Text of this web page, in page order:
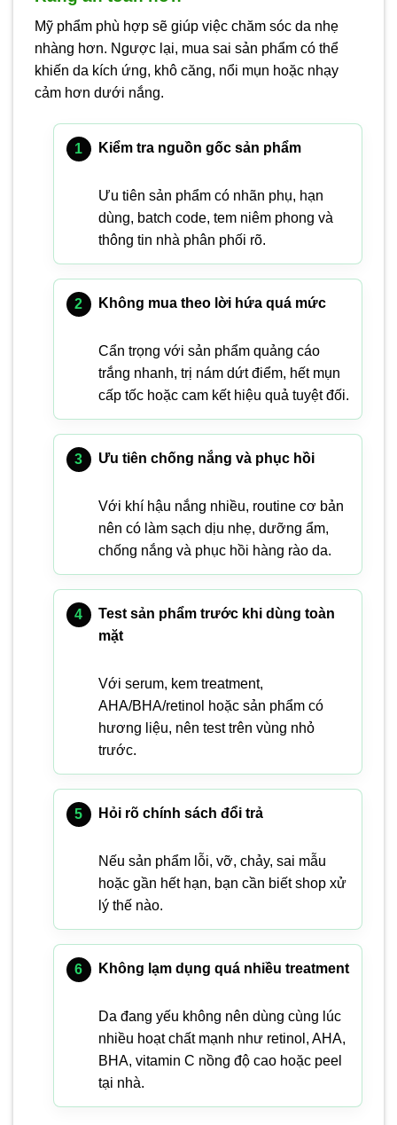
Mỹ phẩm phù hợp sẽ giúp việc chăm sóc da nhẹ
nhàng hơn. Ngược lại, mua sai sản phẩm có thể
khiến da kích ứng, khô căng, nổi mụn hoặc nhạy
cảm hơn dưới nắng.
Kiểm tra nguồn gốc sản phẩm
Ưu tiên sản phẩm có nhãn phụ, hạn
dùng, batch code, tem niêm phong và
thông tin nhà phân phối rõ.
Không mua theo lời hứa quá mức
Cẩn trọng với sản phẩm quảng cáo
trắng nhanh, trị nám dứt điểm, hết mụn
cấp tốc hoặc cam kết hiệu quả tuyệt đối.
Ưu tiên chống nắng và phục hồi
Với khí hậu nắng nhiều, routine cơ bản
nên có làm sạch dịu nhẹ, dưỡng ẩm,
chống nắng và phục hồi hàng rào da.
Test sản phẩm trước khi dùng toàn
mặt
Với serum, kem treatment,
AHA/BHA/retinol hoặc sản phẩm có
hương liệu, nên test trên vùng nhỏ
trước.
Hỏi rõ chính sách đổi trả
Nếu sản phẩm lỗi, vỡ, chảy, sai mẫu
hoặc gần hết hạn, bạn cần biết shop xử
lý thế nào.
Không lạm dụng quá nhiều treatment
Da đang yếu không nên dùng cùng lúc
nhiều hoạt chất mạnh như retinol, AHA,
BHA, vitamin C nồng độ cao hoặc peel
tại nhà.